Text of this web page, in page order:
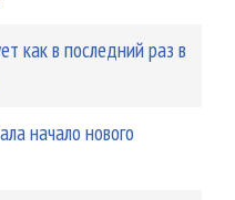
как в последний раз в
начало нового